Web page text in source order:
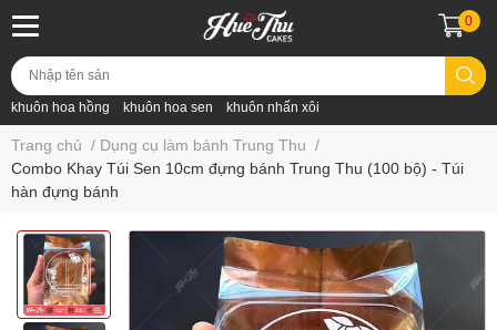
khuôn hoa hồng khuôn hoa sen khuôn nhấn xôi
0
Trang chủ / Dụng cụ làm bánh Trung Thu /
Combo Khay Túi Sen 10cm đựng bánh Trung Thu (100 bộ) - Túi
hàn đựng bánh